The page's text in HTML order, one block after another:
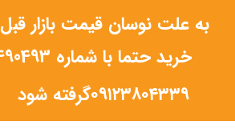
به علت نوسان قیمت بازار
۰۹۱۲۳۸۰۴۳۳۹گرفته شود